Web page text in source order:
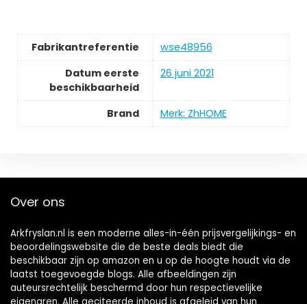
Fabrikantreferentie
wse48956
Datum eerste
beschikbaarheid
26 juni 2021
Brand Merk: ZhHOME
Over ons
Arkfryslan.nl is een moderne alles-in-één prijsvergelijkings- en
beoordelingswebsite die de beste deals biedt die
beschikbaar zijn op amazon en u op de hoogte houdt via de
laatst toegevoegde blogs. Alle afbeeldingen zijn
auteursrechtelijk beschermd door hun respectievelijke